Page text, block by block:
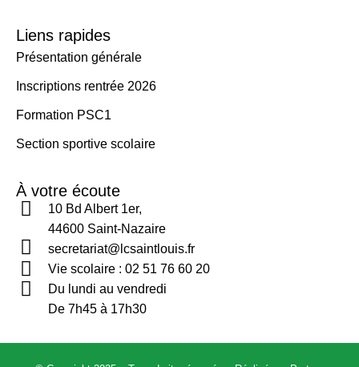
Liens rapides
Présentation générale
Inscriptions rentrée 2026
Formation PSC1
Section sportive scolaire
À votre écoute
10 Bd Albert 1er,
44600 Saint-Nazaire
secretariat@lcsaintlouis.fr
Vie scolaire : 02 51 76 60 20
Du lundi au vendredi
De 7h45 à 17h30